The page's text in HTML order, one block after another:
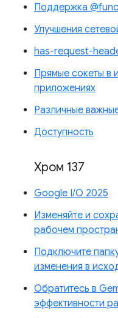
Поддержка
Улучшения
has-request-
Прямые сокеты в
приложениях
Различные
Доступность
Хром 137
Google I/O 2025
Изменяйте и
рабочем
Подключите
изменения в
Обратитесь в
эффективности